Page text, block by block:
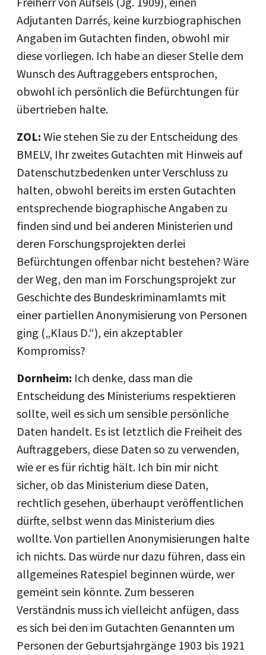
Adjutanten Darrés, keine kurzbiographischen
Angaben im Gutachten finden, obwohl mir
diese vorliegen. Ich habe an dieser Stelle dem
Wunsch des Auftraggebers entsprochen,
obwohl ich persönlich die Befürchtungen für
übertrieben halte.
ZOL: Wie stehen Sie zu der Entscheidung des
BMELV, Ihr zweites Gutachten mit Hinweis auf
Datenschutzbedenken unter Verschluss zu
halten, obwohl bereits im ersten Gutachten
entsprechende biographische Angaben zu
finden sind und bei anderen Ministerien und
deren Forschungsprojekten derlei
Befürchtungen offenbar nicht bestehen? Wäre
der Weg, den man im Forschungsprojekt zur
Geschichte des Bundeskriminamlamts mit
einer partiellen Anonymisierung von Personen
ging („Klaus D.“), ein akzeptabler
Kompromiss?
Dornheim: Ich denke, dass man die
Entscheidung des Ministeriums respektieren
sollte, weil es sich um sensible persönliche
Daten handelt. Es ist letztlich die Freiheit des
Auftraggebers, diese Daten so zu verwenden,
wie er es für richtig hält. Ich bin mir nicht
sicher, ob das Ministerium diese Daten,
rechtlich gesehen, überhaupt veröffentlichen
dürfte, selbst wenn das Ministerium dies
wollte. Von partiellen Anonymisierungen halte
ich nichts. Das würde nur dazu führen, dass ein
allgemeines Ratespiel beginnen würde, wer
gemeint sein könnte. Zum besseren
Verständnis muss ich vielleicht anfügen, dass
es sich bei den im Gutachten Genannten um
Personen der Geburtsjahrgänge 1903 bis 1921